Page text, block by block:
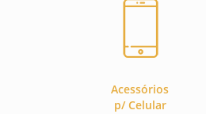
Acessórios
p/ Celular